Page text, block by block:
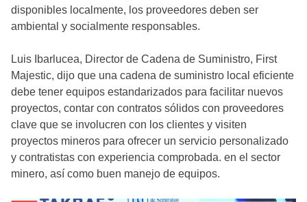
disponibles localmente, los proveedores deben ser
ambiental y socialmente responsables.
Luis Ibarlucea, Director de Cadena de Suministro, First
Majestic, dijo que una cadena de suministro local eficiente
debe tener equipos estandarizados para facilitar nuevos
proyectos, contar con contratos sólidos con proveedores
clave que se involucren con los clientes y visiten
proyectos mineros para ofrecer un servicio personalizado
y contratistas con experiencia comprobada. en el sector
minero, así como buen manejo de equipos.